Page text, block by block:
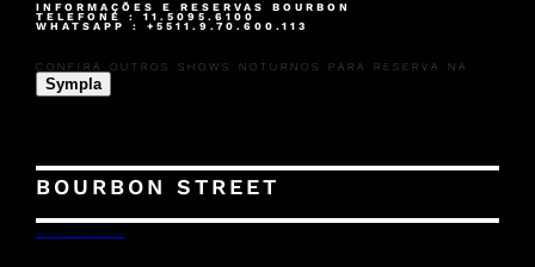
INFORMAÇÕES E RESERVAS BOURBON
TELEFONE : 11.5095.6100
WHATSAPP : +5511.9.70.600.113
CONFIRA OUTROS SHOWS NOTURNOS PARA RESERVA NA
Sympla
BOURBON STREET
25/07/2022